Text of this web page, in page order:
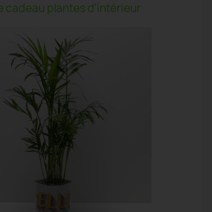
cadeau plantes d'intérieur